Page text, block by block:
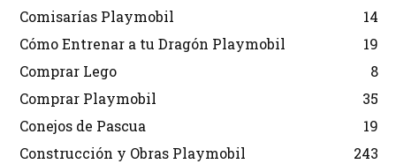
Comisarías Playmobil
14
Cómo Entrenar a tu Dragón Playmobil
19
Comprar Lego
8
Comprar Playmobil
35
Conejos de Pascua
19
Construcción y Obras Playmobil
243